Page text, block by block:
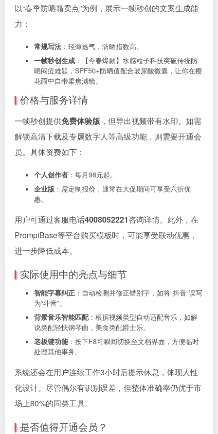
以“春季防晒霜卖点”为例，展示一帧秒创的文案生成能
力：
常规写法 ：轻薄透气，防晒指数高。
一帧秒创生成 ：【今春爆款】水感粒子科技突破传统防
晒闷痘难题，SPF50+防晒值配合玻尿酸微囊，让你在樱
花雨中自带柔焦滤镜。
价格与服务详情
一帧秒创提供免费体验版 ，但导出视频带有水印。如需
解锁高清下载及专属数字人等高级功能，则需要开通会
员。具体资费如下：
个人创作者 ：每月98元起。
企业版 ：需定制报价，通常在大促期间可享受六折优
惠。
用户可通过客服电话4008052221咨询详情。此外，在
PromptBase等平台购买模板时，可能享受联动优惠，
进一步降低成本。
实际使用中的亮点与细节
智能字幕纠正 ：自动检测并修正错别字，如将“抖音”误写
为“斗音”。
背景音乐智能匹配：根据视频类型自动适配音乐，如解
说类配轻快钢琴曲，美食类配爵士乐。
老板键功能：按下F8可瞬间切换至文档界面，方便临时
处理其他事务。
系统还会在用户连续工作3小时后提示休息，体现人性
化设计。尽管偶尔有识别误差，但整体准确率仍优于市
场上80%的同类工具。
是否值得开通会员？